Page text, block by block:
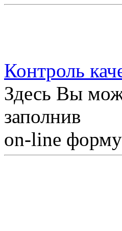
Контроль
Здесь Вы
заполнив
on-line форму